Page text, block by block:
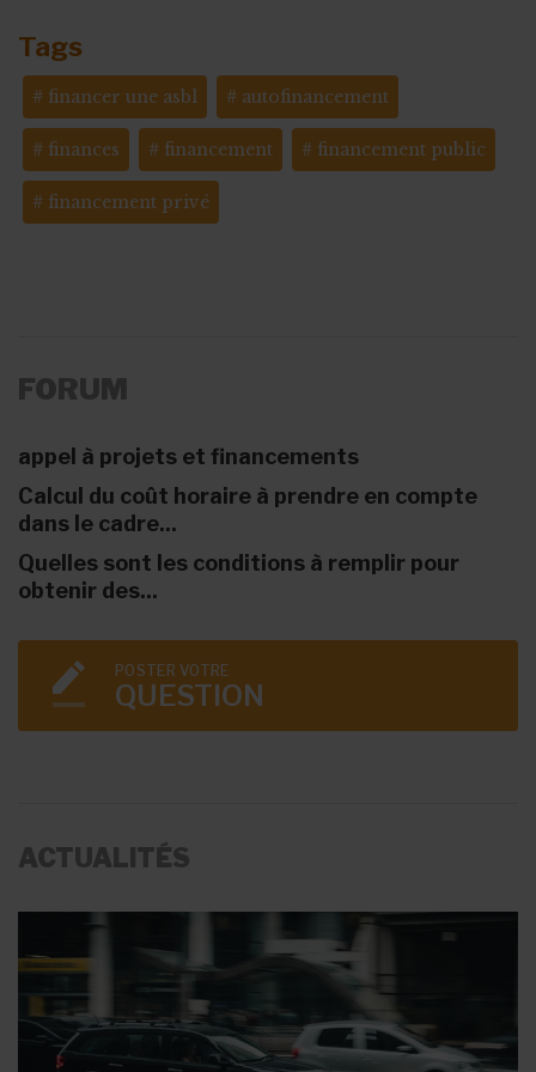
Tags
financer une asbl autofinancement
finances financement financement public
financement privé
FORUM
appel à projets et financements
Calcul du coût horaire à prendre en compte
dans le cadre...
Quelles sont les conditions à remplir pour
obtenir des...
POSTER VOTRE
QUESTION
ACTUALITÉS